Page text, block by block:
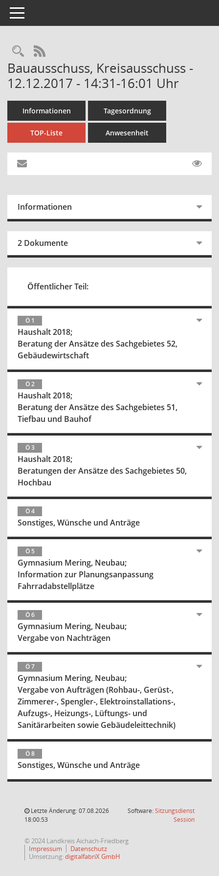
Toggle navigation
Rechercheauswahl
RSS-Feed
Bauausschuss, Kreisausschuss -
12.12.2017 - 14:31-16:01 Uhr
Informationen Tagesordnung
TOP-Liste Anwesenheit
Informationen
2 Dokumente
Öffentlicher Teil:
Ö 1
Haushalt 2018;
Beratung der Ansätze des Sachgebietes 52,
Gebäudewirtschaft
Ö 2
Haushalt 2018;
Beratung der Ansätze des Sachgebietes 51,
Tiefbau und Bauhof
Ö 3
Haushalt 2018;
Beratungen der Ansätze des Sachgebietes 50,
Hochbau
Ö 4
Sonstiges, Wünsche und Anträge
Ö 5
Gymnasium Mering, Neubau;
Information zur Planungsanpassung
Fahrradabstellplätze
Ö 6
Gymnasium Mering, Neubau;
Vergabe von Nachträgen
Ö 7
Gymnasium Mering, Neubau;
Vergabe von Aufträgen (Rohbau-, Gerüst-,
Zimmerer-, Spengler-, Elektroinstallations-,
Aufzugs-, Heizungs-, Lüftungs- und
Sanitärarbeiten sowie Gebäudeleittechnik)
Ö 8
Sonstiges, Wünsche und Anträge
Letzte Änderung: 07.08.2026
18:00:53
Software:Sitzungsdienst
Session(Wird in
© 2024 Landkreis Aichach-Friedberg
Impressum
Datenschutz
Umsetzung:digitalfabriX GmbH